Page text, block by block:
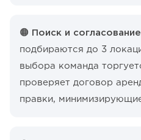
🟠 Поиск и
подбираются до 3
выбора команда
проверяет договор
правки,